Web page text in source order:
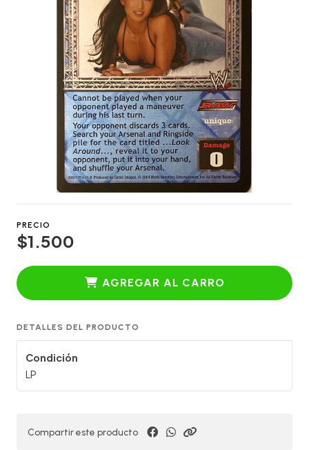
PRECIO
$1.500
AGREGAR AL CARRO
DETALLES DEL PRODUCTO
Condición
LP
Compartir este producto